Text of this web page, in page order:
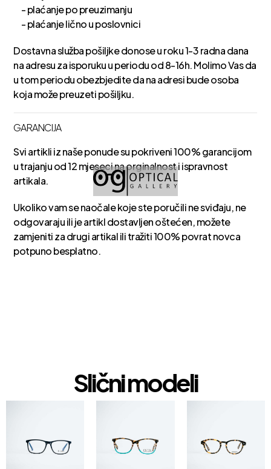
- plaćanje po preuzimanju
- plaćanje lično u poslovnici
Dostavna služba pošiljke donose u roku 1-3 radna dana
na adresu za isporuku u periodu od 8-16h. Molimo Vas da
u tom periodu obezbjedite da na adresi bude osoba
koja može preuzeti pošiljku.
GARANCIJA
Svi artikli iz naše ponude su pokriveni 100% garancijom
u trajanju od 12 mjeseci na orginalnost i ispravnost
artikala.
Ukoliko vam se naočale koje ste poručili ne sviđaju, ne
odgovaraju ili je artikl dostavljen oštećen, možete
zamjeniti za drugi artikal ili tražiti 100% povrat novca
potpuno besplatno.
Slični modeli
1+1 1+1